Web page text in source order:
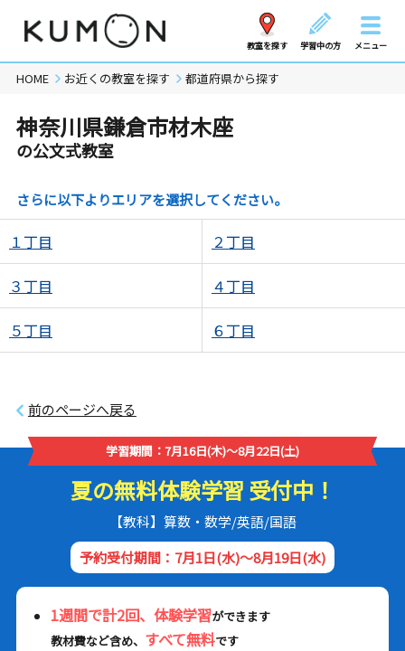
教室を探す 学習中の方 メニュー
HOME お近くの教室を探す 都道府県から探す
神奈川県鎌倉市材木座
の公文式教室
さらに以下よりエリアを選択してください。
１丁目 ２丁目
３丁目 ４丁目
５丁目 ６丁目
前のページへ戻る
学習期間：7月16日(木)～8月22日(土)
夏の無料体験学習 受付中！
【教科】算数・数学/英語/国語
予約受付期間：7月1日(水)～8月19日(水)
1週間で計2回、体験学習ができます
教材費など含め、 すべて無料です